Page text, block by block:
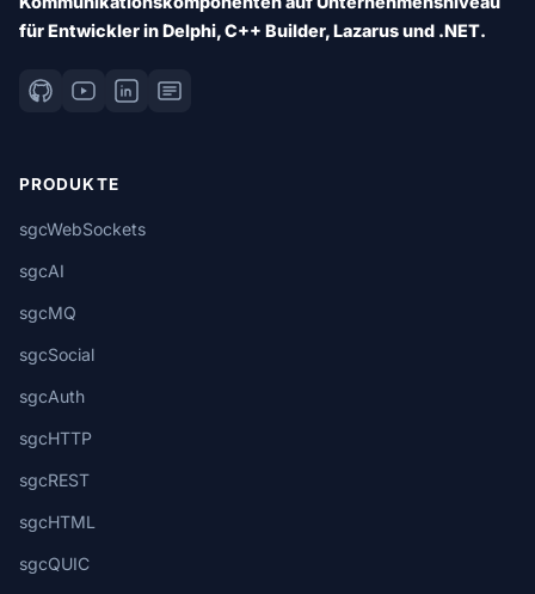
für Entwickler in Delphi, C++ Builder, Lazarus und .NET.
PRODUKTE
sgcWebSockets
sgcAI
sgcMQ
sgcSocial
sgcAuth
sgcHTTP
sgcREST
sgcHTML
sgcQUIC